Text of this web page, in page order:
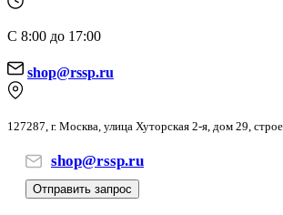
С 8:00 до 17:00
shop@rssp.ru
127287, г. Москва, улица Хуторская 2-я, дом 29,
shop@rssp.ru
Отправить запрос